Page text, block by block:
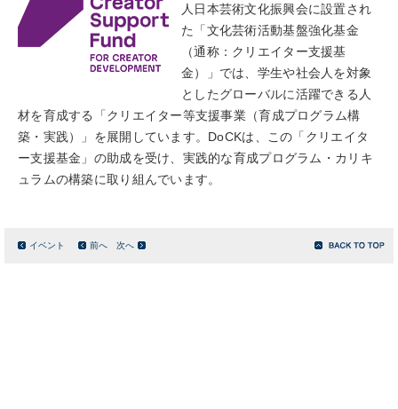
人日本芸術文化振興会に設置され
た「文化芸術活動基盤強化基金
（通称：クリエイター支援基
金）」では、学生や社会人を対象
としたグローバルに活躍できる人
材を育成する「クリエイター等支援事業（育成プログラム構
築・実践）」を展開しています。DoCKは、この「クリエイタ
ー支援基金」の助成を受け、実践的な育成プログラム・カリキ
ュラムの構築に取り組んでいます。
イベント 前へ 次へ